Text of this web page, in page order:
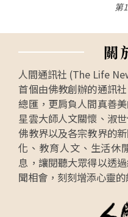
第
關
人間通訊社 (The Life
首個由佛教創辦的通訊
總匯，更肩負人間真善
星雲大師人文關懷、淑
佛教界以及各宗教界的
化、教育人文、生活休
息，讓閱聽大眾得以透
聞相會，刻刻增添心靈